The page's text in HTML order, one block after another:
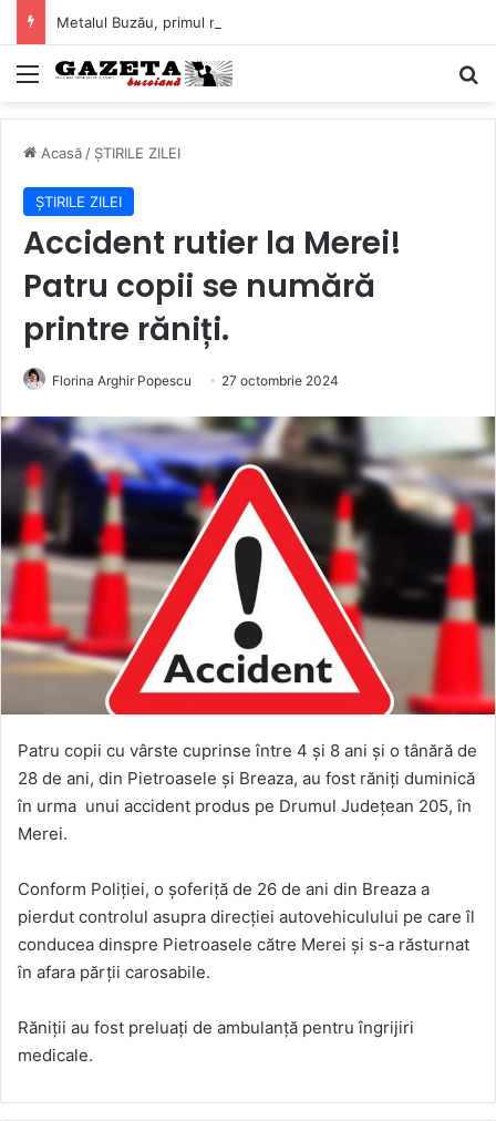
Mediu
Acasă / ȘTIRILE ZILEI
ȘTIRILE ZILEI
Accident rutier la Merei!
Patru copii se numără
printre răniți.
Florina Arghir Popescu 27 octombrie 2024
Patru copii cu vârste cuprinse între 4 și 8 ani și o tânără de
28 de ani, din Pietroasele și Breaza, au fost răniți duminică
în urma unui accident produs pe Drumul Județean 205, în
Merei.
Conform Poliției, o șoferiță de 26 de ani din Breaza a
pierdut controlul asupra direcției autovehiculului pe care îl
conducea dinspre Pietroasele către Merei și s-a răsturnat
în afara părții carosabile.
Răniții au fost preluați de ambulanță pentru îngrijiri
medicale.